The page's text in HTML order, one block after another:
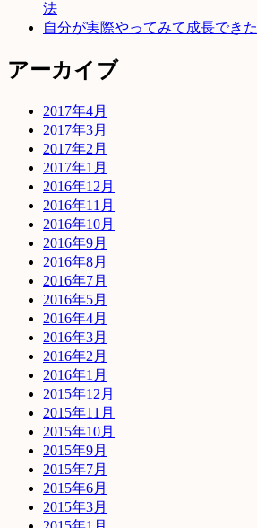
法
自分が実際やってみて成長でき
アーカイブ
2017年4月
2017年3月
2017年2月
2017年1月
2016年12月
2016年11月
2016年10月
2016年9月
2016年8月
2016年7月
2016年5月
2016年4月
2016年3月
2016年2月
2016年1月
2015年12月
2015年11月
2015年10月
2015年9月
2015年7月
2015年6月
2015年3月